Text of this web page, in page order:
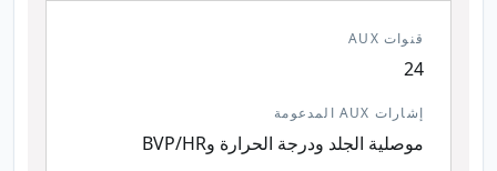
قنوات AUX
24
إشارات AUX المدعومة
موصلية الجلد ودرجة الحرارة وBVP/HR